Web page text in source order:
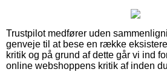
Trustpilot medfører uden
genveje til at bese en række
kritik og på grund af dette går vi ind
online webshoppens kritik af inden